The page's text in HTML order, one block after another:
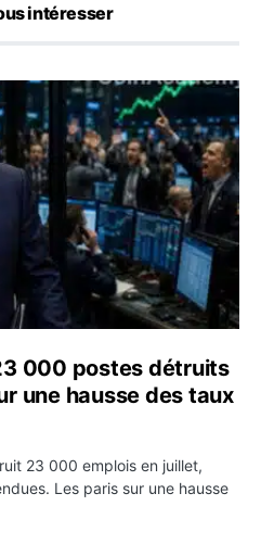
intéresser
postes détruits en juillet, les
000 postes détruits
une hausse des taux
23 000 emplois en juillet,
Les paris sur une hausse